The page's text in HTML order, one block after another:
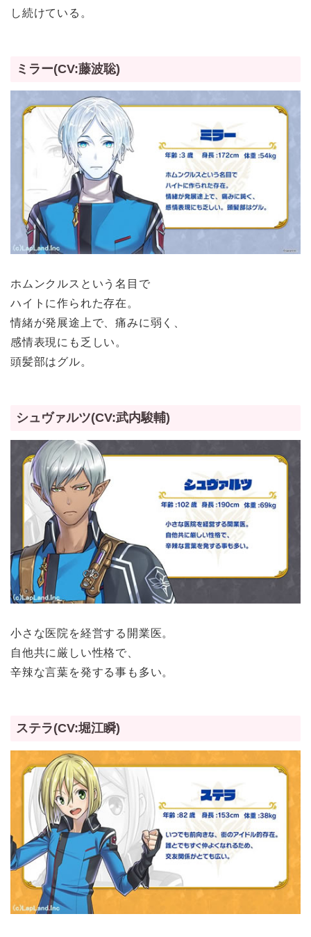
し続けている。
ミラー(CV:藤波聡)
ホムンクルスという名目で
ハイトに作られた存在。
情緒が発展途上で、痛みに弱く、
感情表現にも乏しい。
頭髪部はグル。
シュヴァルツ(CV:武内駿輔)
小さな医院を経営する開業医。
自他共に厳しい性格で、
辛辣な言葉を発する事も多い。
ステラ(CV:堀江瞬)